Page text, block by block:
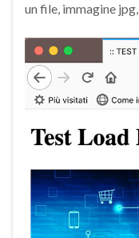
un file, immagine